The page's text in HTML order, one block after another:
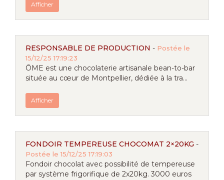
Afficher
RESPONSABLE DE PRODUCTION - Postée le
15/12/25 17:19:23
ŌME est une chocolaterie artisanale bean-to-bar
située au cœur de Montpellier, dédiée à la tra...
Afficher
FONDOIR TEMPEREUSE CHOCOMAT 2×20KG -
Postée le 15/12/25 17:19:03
Fondoir chocolat avec possibilité de tempereuse
par système frigorifique de 2x20kg. 3000 euros